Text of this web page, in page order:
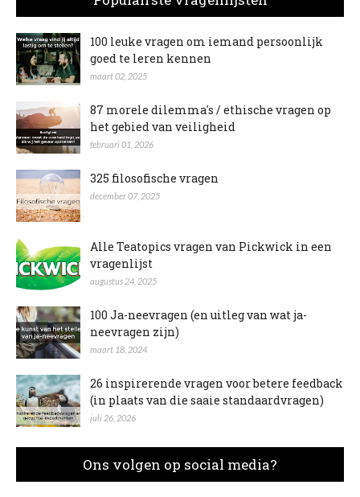
100 leuke vragen om iemand persoonlijk
goed te leren kennen
maart 02, 2025
87 morele dilemma's / ethische vragen op
het gebied van veiligheid
februari 01, 2026
325 filosofische vragen
december 07, 2025
Alle Teatopics vragen van Pickwick in een
vragenlijst
augustus 24, 2025
100 Ja-neevragen (en uitleg van wat ja-
neevragen zijn)
maart 18, 2024
26 inspirerende vragen voor betere feedback
(in plaats van die saaie standaardvragen)
juli 26, 2026
Ons volgen op social media?